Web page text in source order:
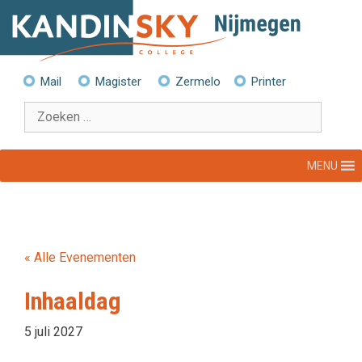
naar
Mail Magister Zermelo Printer
Zoek
naar:
MENU
« Alle Evenementen
Inhaaldag
5 juli 2027